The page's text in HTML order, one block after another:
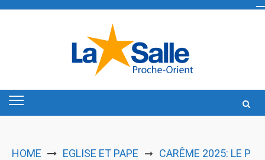
HOME EGLISE ET PAPE ➞ CARÊME 2025: LE P